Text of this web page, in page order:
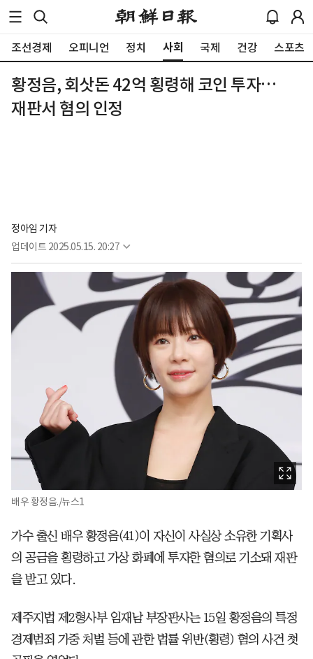
조선경제 오피니언 정치 사회 국제 건강 스포츠
황정음, 회삿돈 42억 횡령해 코인 투자…
재판서 혐의 인정
정아임 기자
업데이트 2025.05.15. 20:27
배우 황정음./뉴스1
가수 출신 배우 황정음(41)이 자신이 사실상 소유한 기획사
의 공금을 횡령하고 가상 화폐에 투자한 혐의로 기소돼 재판
을 받고 있다.
제주지법 제2형사부 임재남 부장판사는 15일 황정음의 특정
경제범죄 가중 처벌 등에 관한 법률 위반(횡령) 혐의 사건 첫